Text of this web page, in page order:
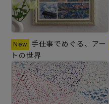
手仕事でめぐる、アー
トの世界